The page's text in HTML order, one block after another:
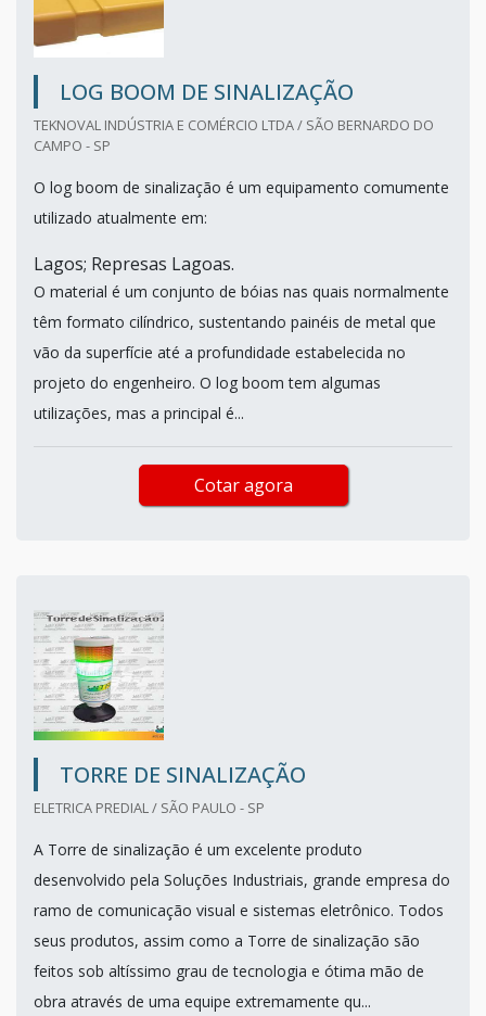
LOG BOOM DE SINALIZAÇÃO
TEKNOVAL INDÚSTRIA E COMÉRCIO LTDA / SÃO BERNARDO DO
CAMPO - SP
O log boom de sinalização é um equipamento comumente
utilizado atualmente em:
Lagos; Represas Lagoas.
O material é um conjunto de bóias nas quais normalmente
têm formato cilíndrico, sustentando painéis de metal que
vão da superfície até a profundidade estabelecida no
projeto do engenheiro. O log boom tem algumas
utilizações, mas a principal é...
Cotar agora
TORRE DE SINALIZAÇÃO
ELETRICA PREDIAL / SÃO PAULO - SP
A Torre de sinalização é um excelente produto
desenvolvido pela Soluções Industriais, grande empresa do
ramo de comunicação visual e sistemas eletrônico. Todos
seus produtos, assim como a Torre de sinalização são
feitos sob altíssimo grau de tecnologia e ótima mão de
obra através de uma equipe extremamente qu...